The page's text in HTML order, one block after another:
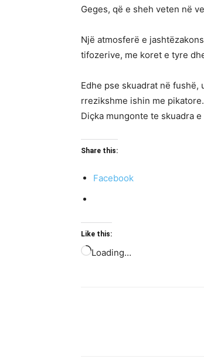
Geges, që e sheh veten në
Një atmosferë e
tifozerive, me koret e tyre
Edhe pse skuadrat në fushë,
rrezikshme ishin me
Diçka mungonte te skuadra
Share this:
Facebook
Like this:
Loading…